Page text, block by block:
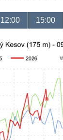
12:00 15:00